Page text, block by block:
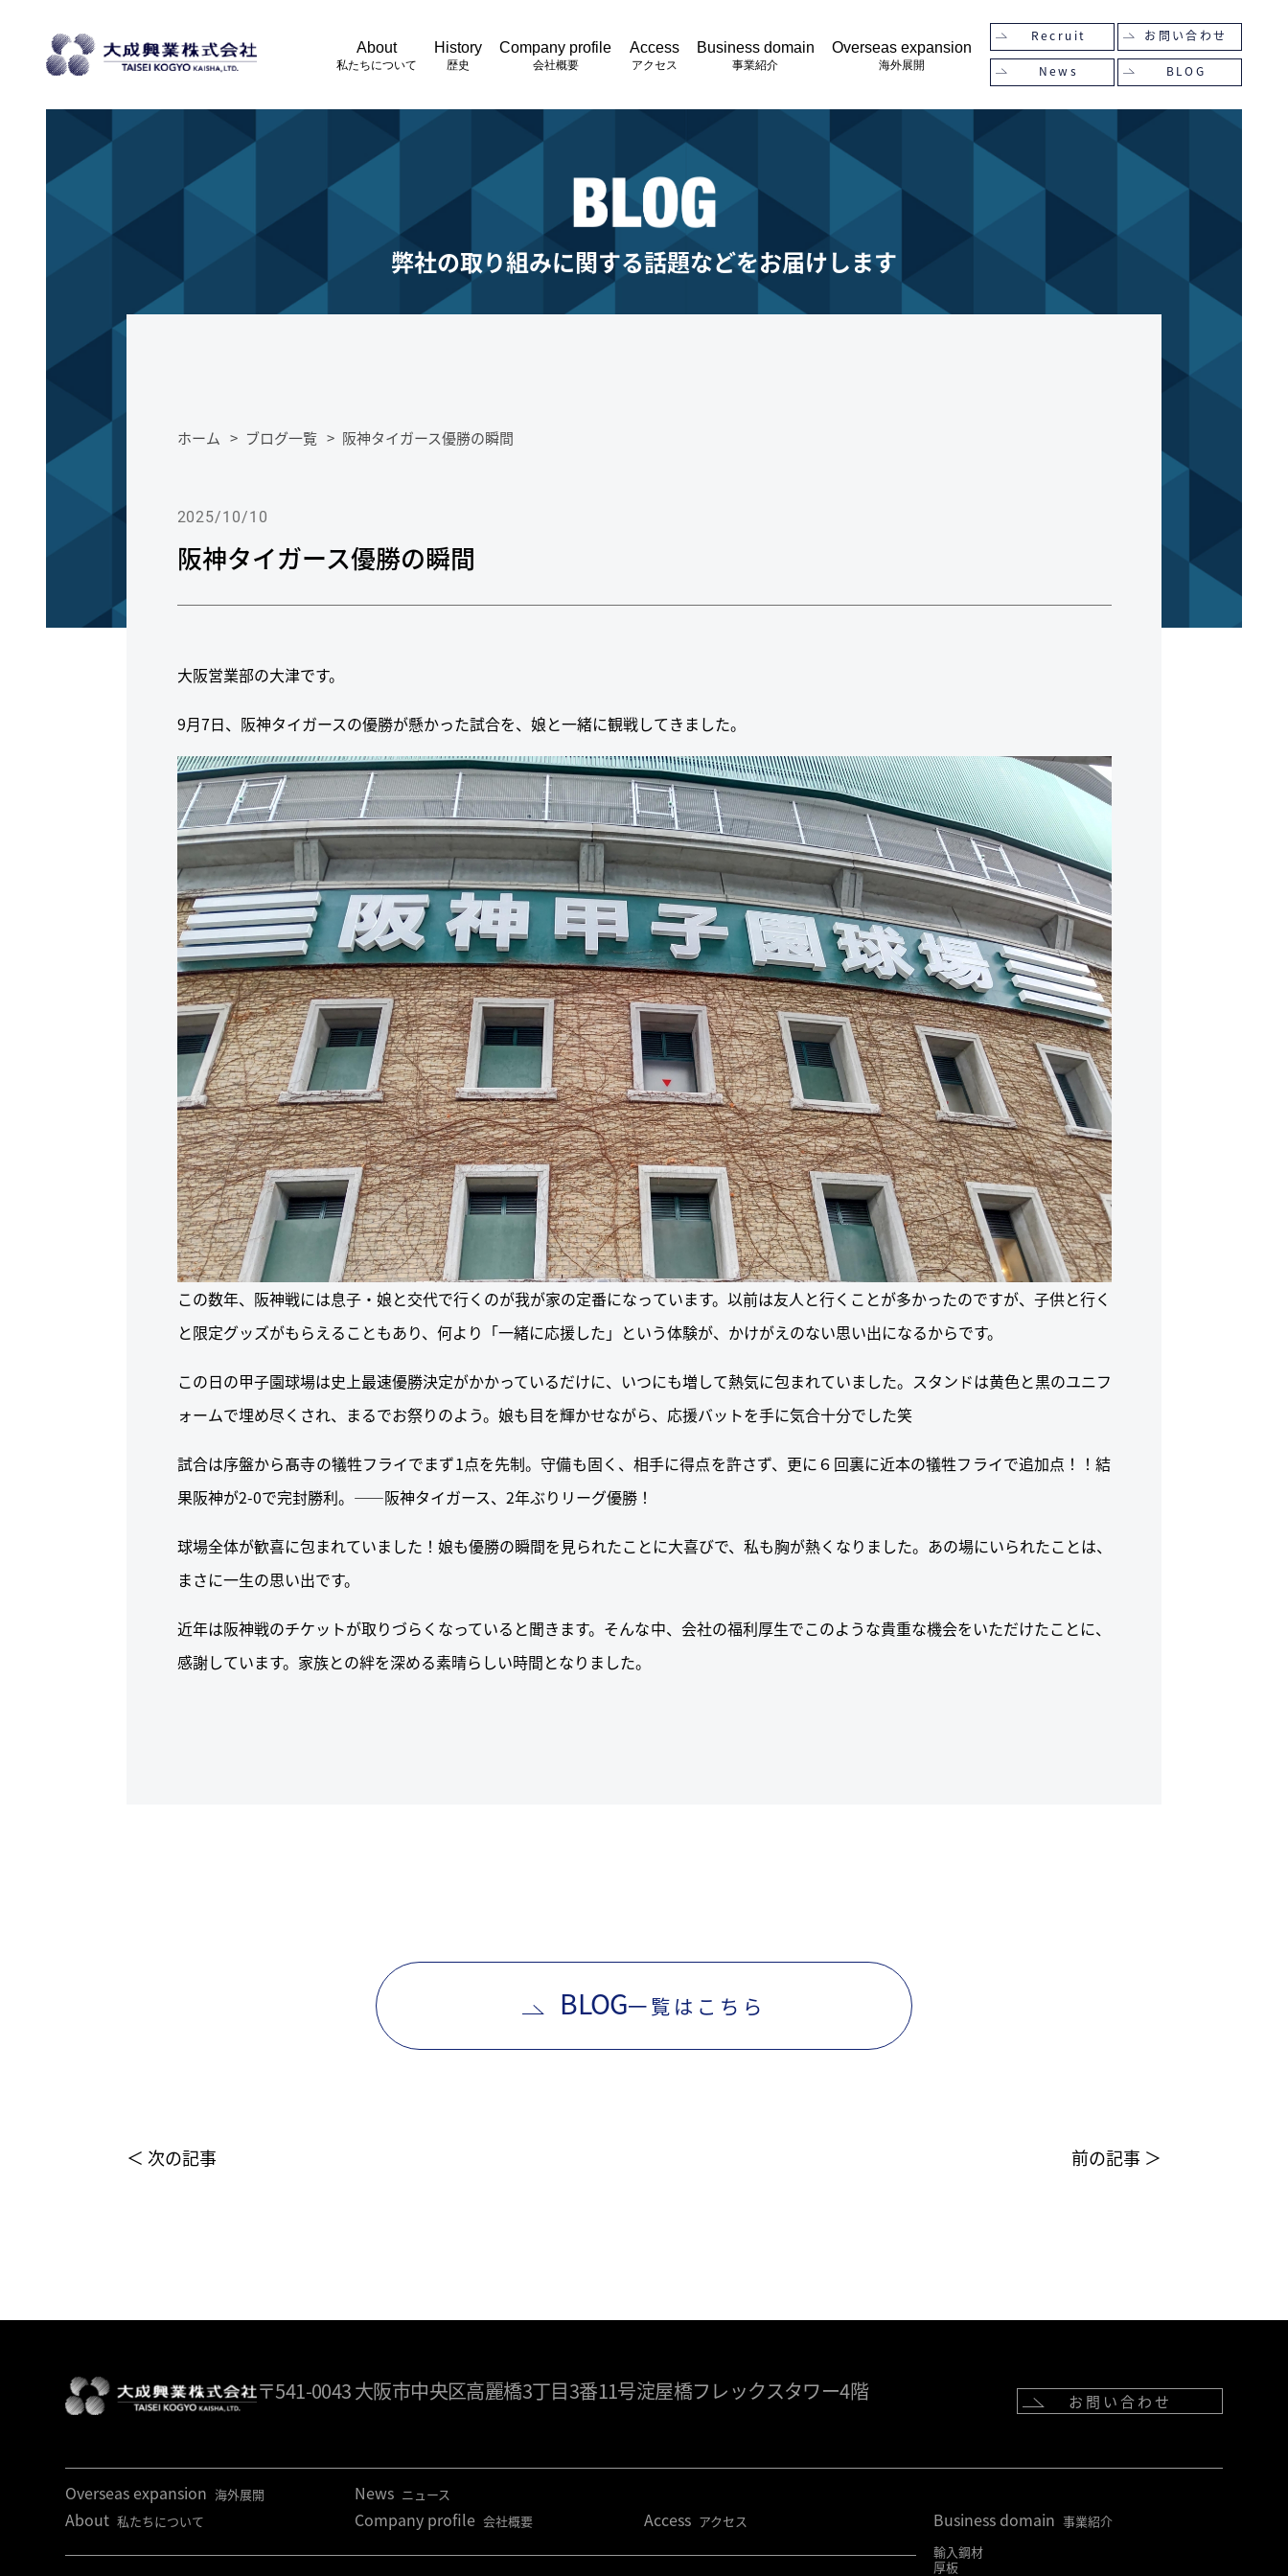
About
私たちについて
History
歴史
Company profile
会社概要
Access
アクセス
Business domain
事業紹介
Overseas expansion
海外展開
Recruit
News BLOG
お問い合わせ
弊社の取り組みに関する話題などをお届けします
ホーム ブログ一覧 阪神タイガース優勝の瞬間
2025/10/10
阪神タイガース優勝の瞬間
大阪営業部の大津です。
9月7日、阪神タイガースの優勝が懸かった試合を、娘と一緒に観戦してきました。
この数年、阪神戦には息子・娘と交代で行くのが我が家の定番になっています。以前は友人と行くことが多かったのですが、子供と行く
と限定グッズがもらえることもあり、何より「一緒に応援した」という体験が、かけがえのない思い出になるからです。
この日の甲子園球場は史上最速優勝決定がかかっているだけに、いつにも増して熱気に包まれていました。スタンドは黄色と黒のユニフ
ォームで埋め尽くされ、まるでお祭りのよう。娘も目を輝かせながら、応援バットを手に気合十分でした笑
試合は序盤から髙寺の犠牲フライでまず1点を先制。守備も固く、相手に得点を許さず、更に６回裏に近本の犠牲フライで追加点！！結
果阪神が2-0で完封勝利。——阪神タイガース、2年ぶりリーグ優勝！
球場全体が歓喜に包まれていました！娘も優勝の瞬間を見られたことに大喜びで、私も胸が熱くなりました。あの場にいられたことは、
まさに一生の思い出です。
近年は阪神戦のチケットが取りづらくなっていると聞きます。そんな中、会社の福利厚生でこのような貴重な機会をいただけたことに、
感謝しています。家族との絆を深める素晴らしい時間となりました。
BLOG一覧はこちら
＜ 次の記事 前の記事 ＞
〒541-0043大阪市中央区高麗橋3丁目3番11号淀屋橋フレックスタワー4階 お問い合わせ
About 私たちについて Company profile 会社概要 Access アクセス Business domain 事業紹介
輸入鋼材
厚板
Overseas expansion 海外展開 News ニュース